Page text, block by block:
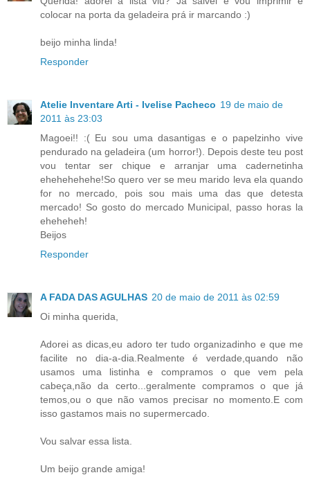
colocar na porta da geladeira prá ir marcando :)
beijo minha linda!
Responder
Atelie Inventare Arti - Ivelise Pacheco 19 de maio de
2011 às 23:03
Magoei!! :( Eu sou uma dasantigas e o papelzinho vive
pendurado na geladeira (um horror!). Depois deste teu post
vou tentar ser chique e arranjar uma cadernetinha
ehehehehehe!So quero ver se meu marido leva ela quando
for no mercado, pois sou mais uma das que detesta
mercado! So gosto do mercado Municipal, passo horas la
eheheheh!
Beijos
Responder
A FADA DAS AGULHAS 20 de maio de 2011 às 02:59
Oi minha querida,
Adorei as dicas,eu adoro ter tudo organizadinho e que me
facilite no dia-a-dia.Realmente é verdade,quando não
usamos uma listinha e compramos o que vem pela
cabeça,não da certo...geralmente compramos o que já
temos,ou o que não vamos precisar no momento.E com
isso gastamos mais no supermercado.
Vou salvar essa lista.
Um beijo grande amiga!